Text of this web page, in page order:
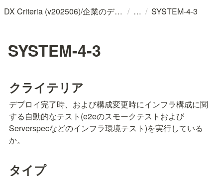
DX Criteria (v202506)/企業のデジタル化とソフトウェア活用のためのガイドライン / / SYSTEM-4-3
SYSTEM-4-3
クライテリア
デプロイ完了時、および構成変更時にインフラ構成に関
する自動的なテスト(e2eのスモークテストおよび
Serverspecなどのインフラ環境テスト)を実行している
か。
タイプ